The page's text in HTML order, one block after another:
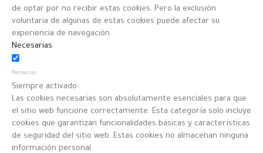
de optar por no recibir estas cookies. Pero la exclusión
voluntaria de algunas de estas cookies puede afectar su
experiencia de navegación.
Necesarias
Necesarias
Siempre activado
Las cookies necesarias son absolutamente esenciales para que
el sitio web funcione correctamente. Esta categoría solo incluye
cookies que garantizan funcionalidades básicas y características
de seguridad del sitio web. Estas cookies no almacenan ninguna
información personal.